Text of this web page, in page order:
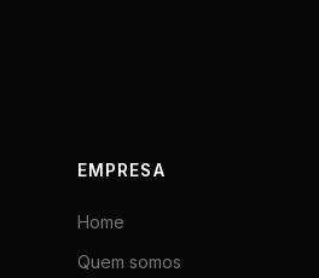
EMPRESA
Home
Quem somos